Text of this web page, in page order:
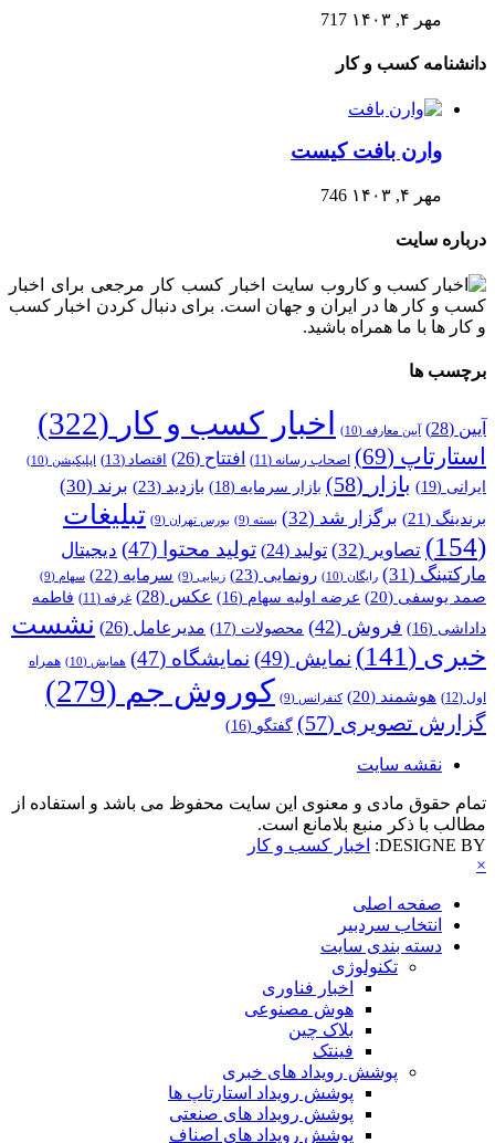
مهر ۴, ۱۴۰۳ 717
دانشنامه کسب و کار
وارن بافت کیست
مهر ۴, ۱۴۰۳ 746
درباره سایت
وب سایت اخبار کسب کار مرجعی برای اخبار
کسب و کار ها در ایران و جهان است. برای دنبال کردن اخبار کسب
و کار ها با ما همراه باشید.
برچسب ها
آیین (28) آیین معارفه (10) اخبار کسب و کار (322)
استارتاپ (69) اصحاب رسانه (11) افتتاح (26) اقتصاد (13) اپلیکیشن (10)
ایرانی (19) بازار (58) بازار سرمایه (18) بازدید (23) برند (30)
برندینگ (21) برگزار شد (32) بسته (9) بورس تهران (9)
تبلیغات
(154)
تصاویر (32) تولید (24) تولید محتوا (47)
دیجیتال
مارکتینگ (31) رایگان (10) رونمایی (23) زیبایی (9) سرمایه (22) سهام (9)
صمد یوسفی (20) عرضه اولیه سهام (16) عکس (28) غرفه (11)
فاطمه
داداشی (16) فروش (42) محصولات (17) مدیرعامل (26)
نشست
خبری (141) نمایش (49) نمایشگاه (47) همایش (10) همراه
اول (12) هوشمند (20) کنفرانس (9) کوروش جم (279)
گزارش تصویری (57) گفتگو (16)
نقشه سایت
تمام حقوق مادی و معنوی این سایت محفوظ می باشد و استفاده از
مطالب با ذکر منبع بلامانع است.
DESIGNE BY:
اخبار کسب و کار
×
صفحه اصلی
انتخاب سردبیر
دسته بندی سایت
تکنولوژی
اخبار فناوری
هوش مصنوعی
بلاک چین
فینتک
پوشش رویداد های خبری
پوشش رویداد استارتاپ ها
پوشش رویداد های صنعتی
پوشش رویداد های اصناف